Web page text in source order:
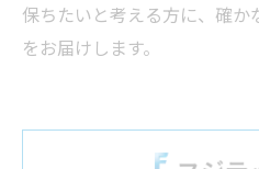
保ちたいと考える方に、確
をお届けします。